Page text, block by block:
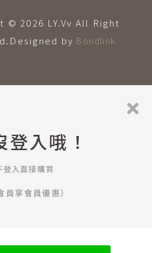
© 2026 LY.Vv All Right
by Bondlink.
登入哦！
登入直接購買
員享會員優惠）